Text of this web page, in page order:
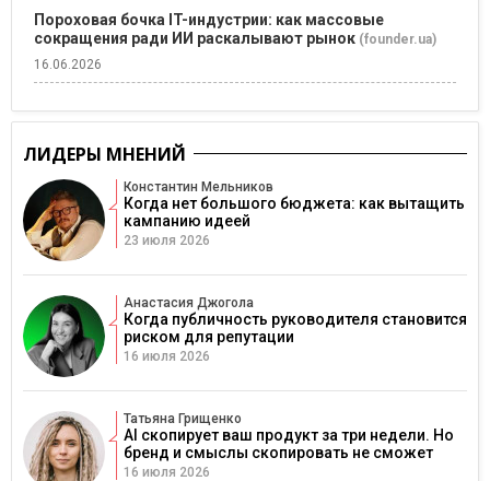
Пороховая бочка IT-индустрии: как массовые
сокращения ради ИИ раскалывают рынок (founder.ua)
16.06.2026
ЛИДЕРЫ МНЕНИЙ
Константин Мельников
Когда нет большого бюджета: как вытащить
кампанию идеей
23 июля 2026
Анастасия Джогола
Когда публичность руководителя становится
риском для репутации
16 июля 2026
Татьяна Грищенко
AI скопирует ваш продукт за три недели. Но
бренд и смыслы скопировать не сможет
16 июля 2026